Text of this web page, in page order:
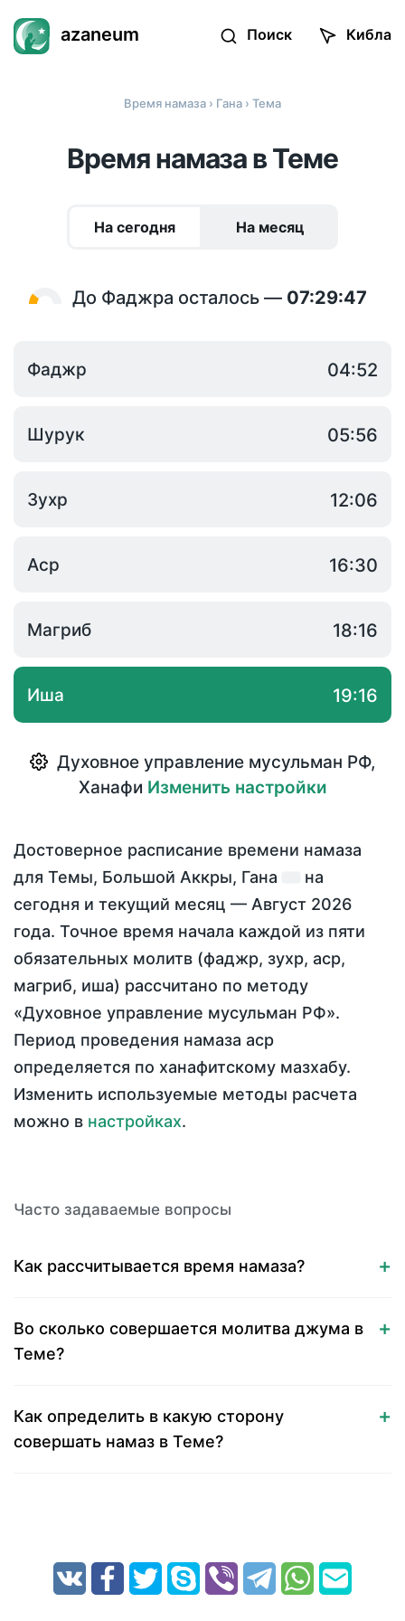
azaneum Поиск Кибла
Время намаза › Гана › Тема
Время намаза в Теме
На сегодня На месяц
До Фаджра осталось — 07:29:47
Фаджр 04:52
Шурук 05:56
Зухр 12:06
Аср 16:30
Магриб 18:16
Иша 19:16
Духовное управление мусульман РФ,
Ханафи Изменить настройки
Достоверное расписание времени намаза
для Темы, Большой Аккры, Гана
на
сегодня и текущий месяц — Август 2026
года. Точное время начала каждой из пяти
обязательных молитв (фаджр, зухр, аср,
магриб, иша) рассчитано по методу
«Духовное управление мусульман РФ».
Период проведения намаза аср
определяется по ханафитскому мазхабу.
Изменить используемые методы расчета
можно в настройках.
Часто задаваемые вопросы
Как рассчитывается время намаза?
Во сколько совершается молитва джума в
Теме?
Как определить в какую сторону
совершать намаз в Теме?